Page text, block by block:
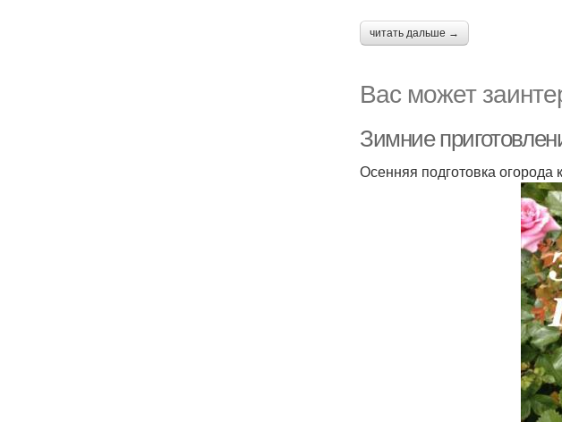
читать дальше →
Вас может
Зимние
Осенняя подготовка огорода